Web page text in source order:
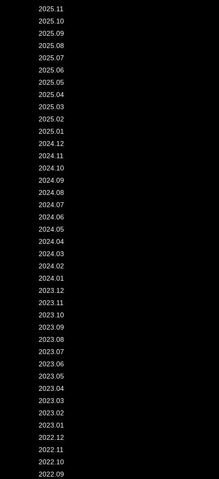
2025.11
2025.10
2025.09
2025.08
2025.07
2025.06
2025.05
2025.04
2025.03
2025.02
2025.01
2024.12
2024.11
2024.10
2024.09
2024.08
2024.07
2024.06
2024.05
2024.04
2024.03
2024.02
2024.01
2023.12
2023.11
2023.10
2023.09
2023.08
2023.07
2023.06
2023.05
2023.04
2023.03
2023.02
2023.01
2022.12
2022.11
2022.10
2022.09